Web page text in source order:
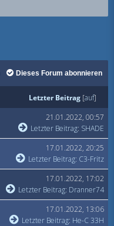
Dieses Forum abonnieren
Letzter Beitrag [auf]
21.01.2022, 00:57
Letzter Beitrag: SHADE
17.01.2022, 20:25
Letzter Beitrag: C3-Fritz
17.01.2022, 17:02
Letzter Beitrag: Dranner74
17.01.2022, 13:06
Letzter Beitrag: He-C 33H